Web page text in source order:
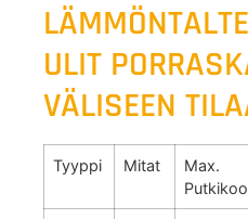
ULIT
VÄLISEEN
Tyyppi Mitat
Max.